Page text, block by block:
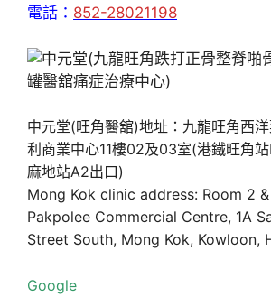
電話： 852-28021198
中元堂(旺角醫舘)地址：九龍旺角西
利商業中心11樓02及03室(港鐵旺角
麻地站A2出口)
Mong Kok clinic address: Room 2 &
Pakpolee Commercial Centre, 1A
Street South, Mong Kok, Kowloon,
Google